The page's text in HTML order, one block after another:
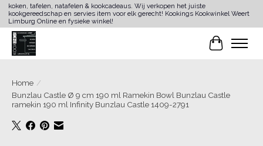
koken, tafelen, natafelen & kookcadeaus. Wij verkopen het juiste
kookgereedschap en servies item voor elk gerecht! Kookings Kookwinkel Weert
Limburg Online en fysieke winkel!
Home /
Bunzlau Castle Ø 9 cm 190 ml Ramekin Bowl Bunzlau Castle
ramekin 190 ml Infinity Bunzlau Castle 1409-2791